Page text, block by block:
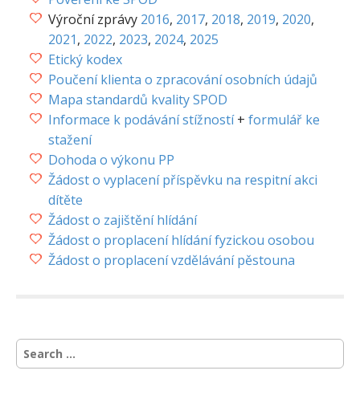
Výroční zprávy 2016, 2017, 2018, 2019, 2020,
2021, 2022, 2023, 2024, 2025
Etický kodex
Poučení klienta o zpracování osobních údajů
Mapa standardů kvality SPOD
Informace k podávání stížností+ formulář ke
stažení
Dohoda o výkonu PP
Žádost o vyplacení příspěvku na respitní akci
dítěte
Žádost o zajištění hlídání
Žádost o proplacení hlídání fyzickou osobou
Žádost o proplacení vzdělávání pěstouna
S
e